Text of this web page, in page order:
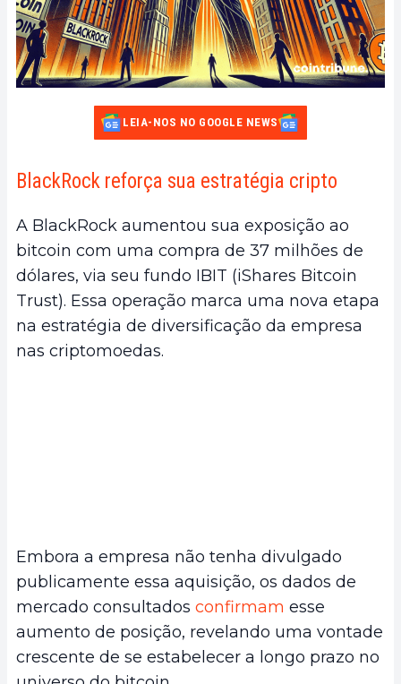
LEIA-NOS NO GOOGLE NEWS
BlackRock reforça sua estratégia cripto
A BlackRock aumentou sua exposição ao
bitcoin com uma compra de 37 milhões de
dólares, via seu fundo IBIT (iShares Bitcoin
Trust). Essa operação marca uma nova etapa
na estratégia de diversificação da empresa
nas criptomoedas.
Embora a empresa não tenha divulgado
publicamente essa aquisição, os dados de
mercado consultados confirmam esse
aumento de posição, revelando uma vontade
crescente de se estabelecer a longo prazo no